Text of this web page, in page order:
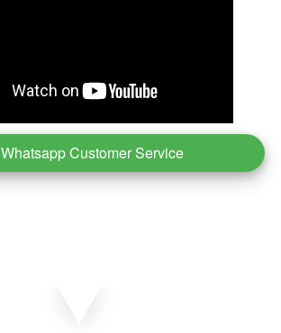
Whatsapp Customer Service